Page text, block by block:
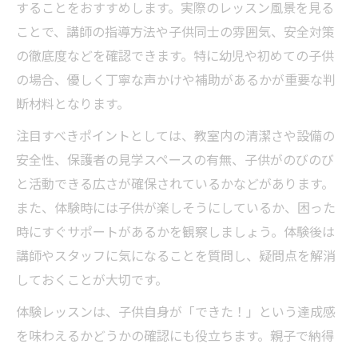
することをおすすめします。実際のレッスン風景を見る
ことで、講師の指導方法や子供同士の雰囲気、安全対策
の徹底度などを確認できます。特に幼児や初めての子供
の場合、優しく丁寧な声かけや補助があるかが重要な判
断材料となります。
注目すべきポイントとしては、教室内の清潔さや設備の
安全性、保護者の見学スペースの有無、子供がのびのび
と活動できる広さが確保されているかなどがあります。
また、体験時には子供が楽しそうにしているか、困った
時にすぐサポートがあるかを観察しましょう。体験後は
講師やスタッフに気になることを質問し、疑問点を解消
しておくことが大切です。
体験レッスンは、子供自身が「できた！」という達成感
を味わえるかどうかの確認にも役立ちます。親子で納得